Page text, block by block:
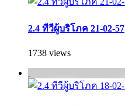
2.4 ทีวีผู้บริโภค 21-02-57
1738 views